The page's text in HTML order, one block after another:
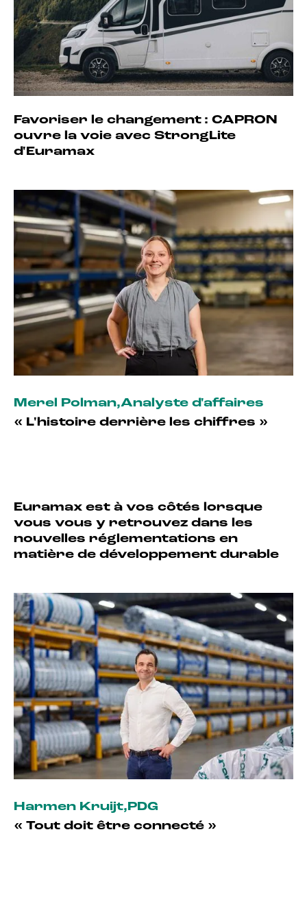
Favoriser le changement : CAPRON
ouvre la voie avec StrongLite
d'Euramax
Merel Polman,Analyste d'affaires
« L'histoire derrière les chiffres »
Euramax est à vos côtés lorsque
vous vous y retrouvez dans les
nouvelles réglementations en
matière de développement durable
Harmen Kruijt,PDG
« Tout doit être connecté »